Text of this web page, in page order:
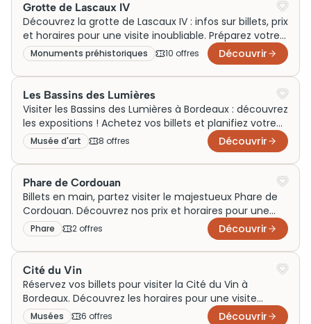
Grotte de Lascaux IV
Découvrez la grotte de Lascaux IV : infos sur billets, prix
et horaires pour une visite inoubliable. Préparez votre
visite dès maintenant !
Monuments préhistoriques 10 offres Découvrir
Les Bassins des Lumières
Visiter les Bassins des Lumières à Bordeaux : découvrez
les expositions ! Achetez vos billets et planifiez votre
visite selon les horaires et tarifs disponibles.
Musée d'art 8 offres Découvrir
Phare de Cordouan
Billets en main, partez visiter le majestueux Phare de
Cordouan. Découvrez nos prix et horaires pour une
visite inoubliable. Ne manquez pas cette aventure!
Phare 2 offres Découvrir
Cité du Vin
Réservez vos billets pour visiter la Cité du Vin à
Bordeaux. Découvrez les horaires pour une visite
inoubliable!
Musées 6 offres Découvrir